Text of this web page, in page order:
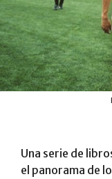
Una serie de
el panorama de